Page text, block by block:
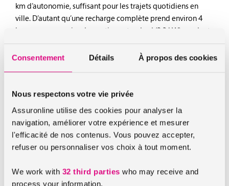
Consentement Détails À propos des cookies
Nous respectons votre vie privée
Assuronline utilise des cookies pour analyser la
navigation, améliorer votre expérience et mesurer
l'efficacité de nos contenus. Vous pouvez accepter,
refuser ou personnaliser vos choix à tout moment.
We work with 32 third parties who may receive and
process your information.
km d’autonomie, suffisant pour les trajets quotidiens en
ville. D’autant qu’une recharge complète prend environ 4
heures sur une prise domestique standard (2,3 kW), rendant
A qui s’adresse la Fiat Topolino
accessibilité. En France, elle peut être conduite dès l’âge de
14 ans avec le permis AM (ex-BSR ). Cela en fait une option
idéale pour :
Les jeunes conducteurs souhaitant une alternative au
scooter.
Les citadins en quête d’unvéhicule électriquecompact.